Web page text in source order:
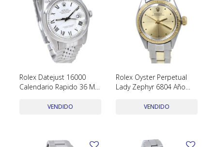
Rolex Datejust 16000
Calendario Rapido 36 Mm
InoxidableVENDIDO
Rolex Oyster Perpetual
Lady Zephyr 6804 Año
VENDIDO